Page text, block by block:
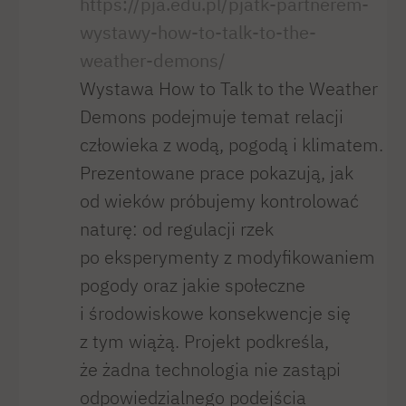
wystawy-how-to-talk-to-the-
weather-demons/
Wystawa How to Talk to the Weather
Demons podejmuje temat relacji
człowieka z wodą, pogodą i klimatem.
Prezentowane prace pokazują, jak
od wieków próbujemy kontrolować
naturę: od regulacji rzek
po eksperymenty z modyfikowaniem
pogody oraz jakie społeczne
i środowiskowe konsekwencje się
z tym wiążą. Projekt podkreśla,
że żadna technologia nie zastąpi
odpowiedzialnego podejścia